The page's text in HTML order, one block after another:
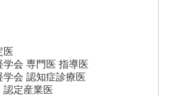
医
学会 専門医 指導医
学会 認知症診療医
定産業医